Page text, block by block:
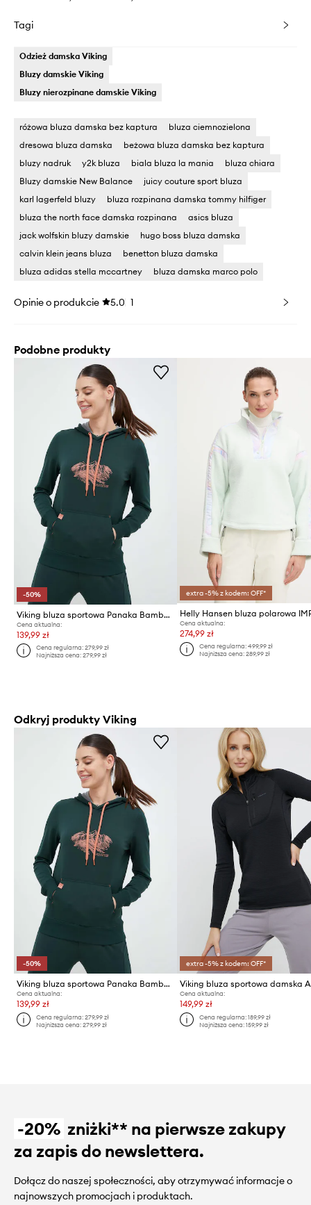
Tagi
Odzież damska Viking
Bluzy damskie Viking
Bluzy nierozpinane damskie Viking
różowa bluza damska bez kaptura
bluza ciemnozielona
dresowa bluza damska
beżowa bluza damska bez kaptura
bluzy nadruk
y2k bluza biala bluza la mania
bluza chiara
Bluzy damskie New Balance
juicy couture sport bluza
karl lagerfeld bluzy
bluza rozpinana damska tommy hilfiger
bluza the north face damska rozpinana
asics bluza
jack wolfskin bluzy damskie
hugo boss bluza damska
calvin klein jeans bluza
benetton bluza damska
bluza adidas stella mccartney
bluza damska marco polo
Opinie o produkcie 5.0 1
Podobne produkty
-50%
Viking bluza sportowa Panaka Bamboo
Cena aktualna:
139,99 zł
Cena regularna:279,99 zł
Najniższa cena:279,99 zł
extra -5% z kodem: OFF*
Cena aktualna:
274,99 zł
Cena regularna: 499,99 zł
Najniższa cena: 289,99 zł
Odkryj produkty Viking
-50%
Viking bluza sportowa Panaka Bamboo
Cena aktualna:
139,99 zł
Cena regularna:279,99 zł
Najniższa cena:279,99 zł
extra -5% z kodem: OFF*
Cena aktualna:
149,99 zł
Cena regularna: 189,99 zł
Najniższa cena: 159,99 zł
-20% zniżki** na pierwsze zakupy
za zapis do newslettera.
Dołącz do naszej społeczności, aby otrzymywać informacje o
najnowszych promocjach i produktach.